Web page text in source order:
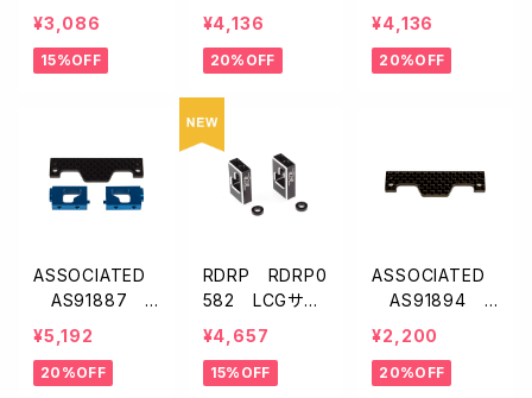
アルミ製ワンピ
ースサーボマウ
ント【B7.1C・B7.1
¥3,086
15%OFF
T アルミ製ワン
ピースサーボマ
ウント・ブルー【B
¥4,136
20%OFF
T アルミ製ワン
ピースサーボマ
ウント・ブラック
¥4,136
20%OFF
ASSOCIATED
AS91887 F
T サーボマウン
トセット【B6.3/B
7/T7】
¥5,192
20%OFF
RDRP RDRP0
582 LCGサー
ボマウント・ブラ
ック【B6.3/B7】
¥4,657
15%OFF
ASSOCIATED
AS91894 F
T カーボン製サ
ーボマウントブ
レース【B6.3】
¥2,200
20%OFF